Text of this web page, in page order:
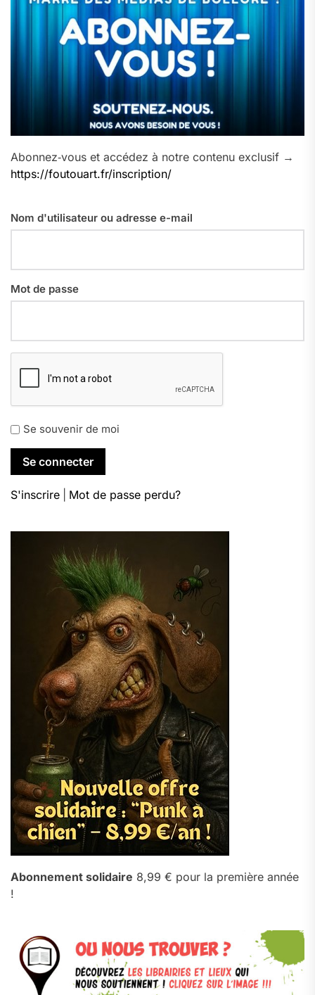
Abonnez‑vous et accédez à notre contenu exclusif →
https://foutouart.fr/inscription/
Nom d'utilisateur ou adresse e-mail
Mot de passe
Se souvenir de moi
S'inscrire Mot de passe perdu?
Abonnement solidaire 8,99 € pour la première année
!